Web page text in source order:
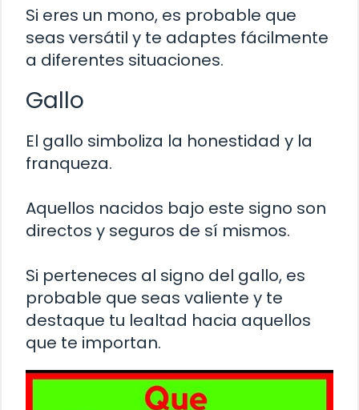
Si eres un mono, es probable que
seas versátil y te adaptes fácilmente
a diferentes situaciones.
Gallo
El gallo simboliza la honestidad y la
franqueza.
Aquellos nacidos bajo este signo son
directos y seguros de sí mismos.
Si perteneces al signo del gallo, es
probable que seas valiente y te
destaque tu lealtad hacia aquellos
que te importan.